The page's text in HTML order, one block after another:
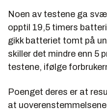
Noen av testene ga
opptil 19,5 timers
gikk batteriet tomt på
skiller det mindre enn 5
testene, ifølge
Poenget deres er at
at